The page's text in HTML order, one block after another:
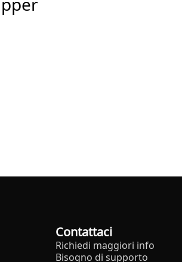
Contattaci
Richiedi maggiori info
Bisogno di supporto